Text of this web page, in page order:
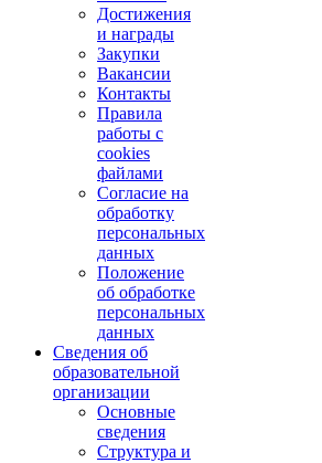
Достижения
и награды
Закупки
Вакансии
Контакты
Правила
работы с
cookies
файлами
Согласие на
обработку
персональных
данных
Положение
об обработке
персональных
данных
Сведения об
образовательной
организации
Основные
сведения
Структура и